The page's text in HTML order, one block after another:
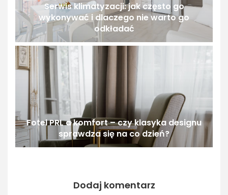
Serwis klimatyzacji: jak często go
wykonywać i dlaczego nie warto go
odkładać
Fotel PRL a komfort – czy klasyka designu
sprawdza się na co dzień?
Dodaj komentarz